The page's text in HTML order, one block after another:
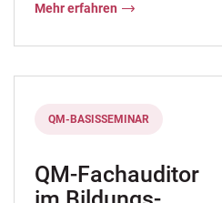
Mehr erfahren
QM-BASISSEMINAR
QM-Fachauditor